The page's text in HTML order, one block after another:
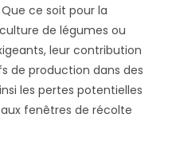
ce soit pour la
de légumes ou
leur contribution
de production dans des
les pertes potentielles
fenêtres de récolte